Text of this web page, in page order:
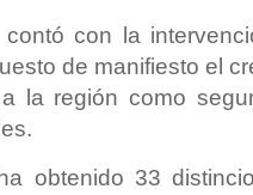
con la
de manifiesto el
la región como
obtenido 33